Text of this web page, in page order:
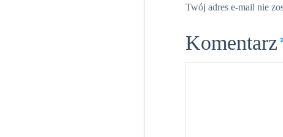
Twój adres e-mail nie
Komentarz